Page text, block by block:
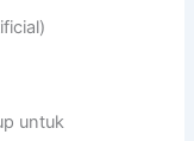
untuk